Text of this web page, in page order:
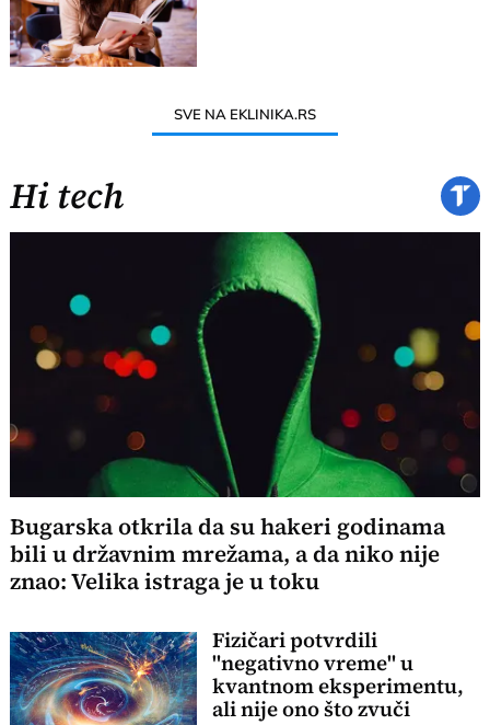
SVE NA EKLINIKA.RS
Hi tech
Bugarska otkrila da su hakeri godinama
bili u državnim mrežama, a da niko nije
znao: Velika istraga je u toku
Fizičari potvrdili
"negativno vreme" u
kvantnom eksperimentu,
ali nije ono što zvuči